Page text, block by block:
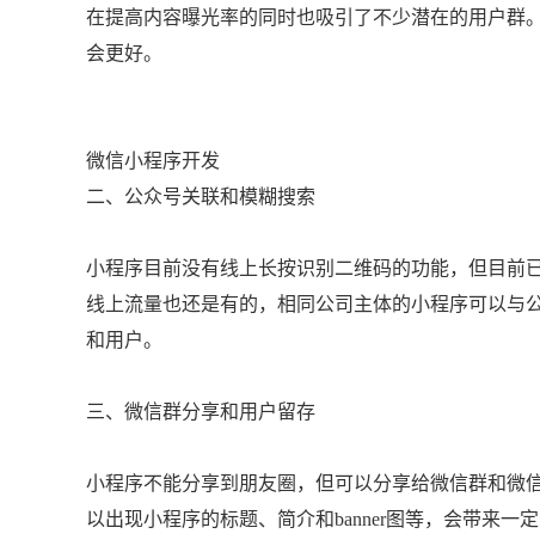
在提高内容曝光率的同时也吸引了不少潜在的用户群
会更好。
微信小程序开发
二、公众号关联和模糊搜索
小程序目前没有线上长按识别二维码的功能，但目前
线上流量也还是有的，相同公司主体的小程序可以与
和用户。
三、微信群分享和用户留存
小程序不能分享到朋友圈，但可以分享给微信群和微
以出现小程序的标题、简介和banner图等，会带来一定